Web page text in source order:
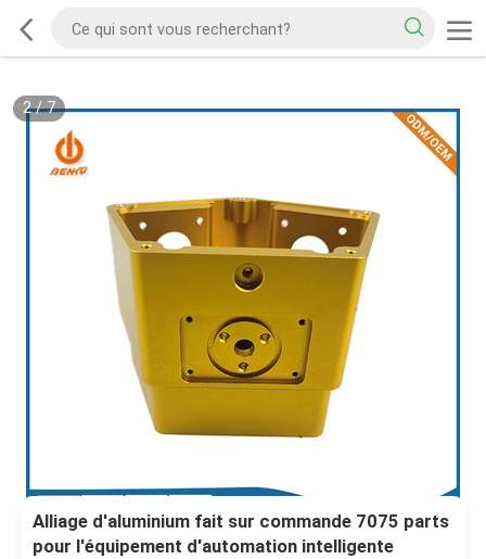
2/7
Alliage d'aluminium fait sur commande 7075 parts
pour l'équipement d'automation intelligente